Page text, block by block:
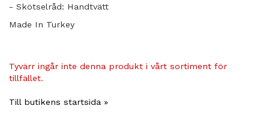
- Skötselråd: Handtvätt
Made In Turkey
Tyvärr ingår inte denna produkt i vårt sortiment för
tillfället.
Till butikens startsida »